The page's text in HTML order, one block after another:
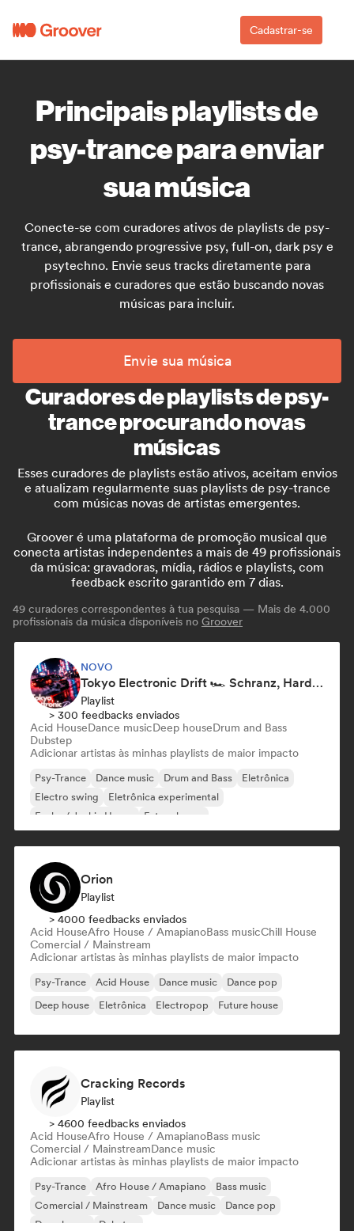
Cadastrar-se
Principais playlists de
psy-trance para enviar
sua música
Conecte-se com curadores ativos de playlists de psy-
trance, abrangendo progressive psy, full-on, dark psy e
psytechno. Envie seus tracks diretamente para
profissionais e curadores que estão buscando novas
músicas para incluir.
Envie sua música
Curadores de playlists de psy-
trance procurando novas
músicas
Esses curadores de playlists estão ativos, aceitam envios
e atualizam regularmente suas playlists de psy-trance
com músicas novas de artistas emergentes.
Groover é uma plataforma de promoção musical que
conecta artistas independentes a mais de 49 profissionais
da música: gravadoras, mídia, rádios e playlists, com
feedback escrito garantido em 7 dias.
49 curadores correspondentes à tua pesquisa — Mais de 4.000
profissionais da música disponíveis no Groover
NOVO
Tokyo Electronic Drift 🏎️ Schranz, Hard Techno & Anime EDM
Playlist
> 300 feedbacks enviados
Acid HouseDance musicDeep houseDrum and Bass
Dubstep
Adicionar artistas às minhas playlists de maior impacto
Psy-Trance Dance music Drum and Bass
Eletrônica
Electro swing
Eletrônica experimental
Funky / Jackin House
Future house
Orion
Playlist
> 4000 feedbacks enviados
Acid HouseAfro House / AmapianoBass musicChill House
Comercial / Mainstream
Adicionar artistas às minhas playlists de maior impacto
Psy-Trance Acid House Dance music
Dance pop
Deep house
Eletrônica Electropop Future house
Cracking Records
Playlist
> 4600 feedbacks enviados
Acid HouseAfro House / AmapianoBass music
Comercial / MainstreamDance music
Adicionar artistas às minhas playlists de maior impacto
Psy-Trance Afro House / Amapiano
Bass music
Comercial / Mainstream
Dance music
Dance pop
Deep house
Dubstep